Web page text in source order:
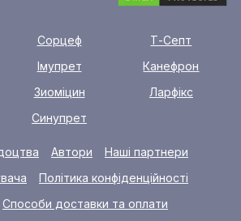
Сорцеф
Т-Септ
Імупрет
Канефрон
Зиоміцин
Ларфікс
Синупрет
Автори
Наші партнери
Політика конфіденційності
Способи доставки та оплати